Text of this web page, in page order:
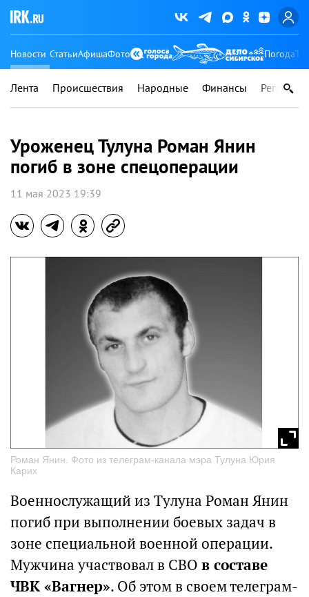
Новости СтатьиАфишаФото Погода
Лента Происшествия Народные Финансы Регионы
Уроженец Тулуна Роман Янин
погиб в зоне спецоперации
11 мая 2023 19:39
Роман Янин. Фото из телеграм-канала мэра Тулуна Юрия
Карих
Военнослужащий из Тулуна Роман Янин
погиб при выполнении боевых задач в
зоне специальной военной операции.
Мужчина участвовал в СВО в составе
ЧВК «Вагнер». Об этом в своем телеграм-